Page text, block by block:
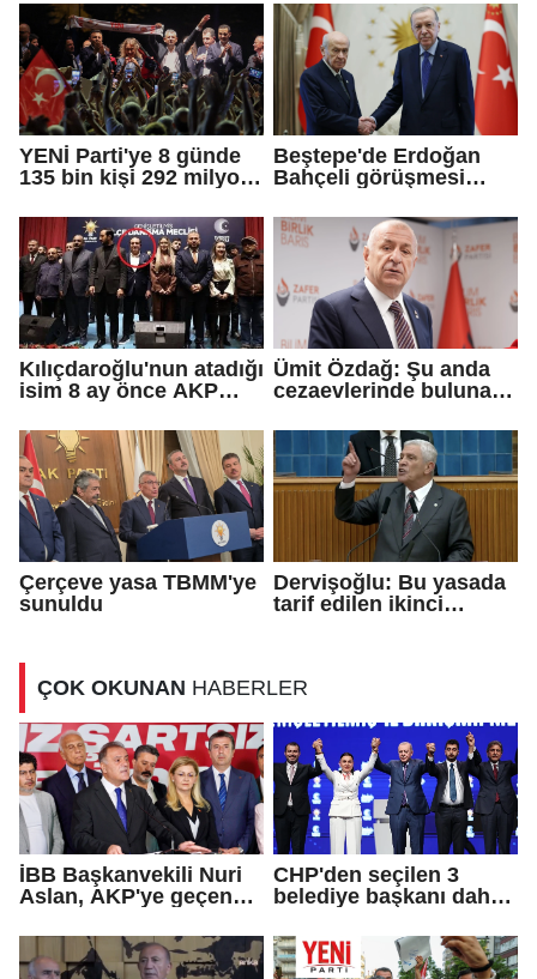
YENİ Parti'ye 8 günde
135 bin kişi 292 milyon
Beştepe'de Erdoğan
Bahçeli görüşmesi
Kılıçdaroğlu'nun atadığı
isim 8 ay önce AKP
Ümit Özdağ: Şu anda
cezaevlerinde bulunan
ne?
Çerçeve yasa TBMM'ye
sunuldu
Dervişoğlu: Bu yasada
tarif edilen ikinci
ÇOK OKUNAN HABERLER
İBB Başkanvekili Nuri
Aslan, AKP'ye geçen
iddialarına yanıt verdi
CHP'den seçilen 3
belediye başkanı daha